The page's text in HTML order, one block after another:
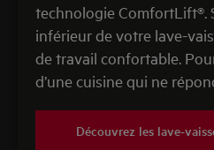
technologie ComfortLift®.
inférieur de votre lave-
de travail confortable.
d’une cuisine qui ne
Découvrez les lave-